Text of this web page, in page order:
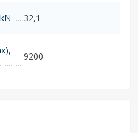
32,1
9200